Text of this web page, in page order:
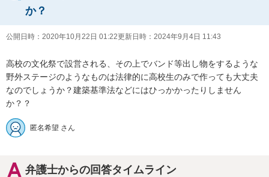
か？
公開日時： 2020年10月22日 01:22更新日時： 2024年9月4日 11:43
高校の文化祭で設営される、その上でバンド等出し物をするような
野外ステージのようなものは法律的に高校生のみで作っても大丈夫
なのでしょうか？建築基準法などにはひっかかったりしません
か？？
匿名希望 さん
弁護士からの回答タイムライン